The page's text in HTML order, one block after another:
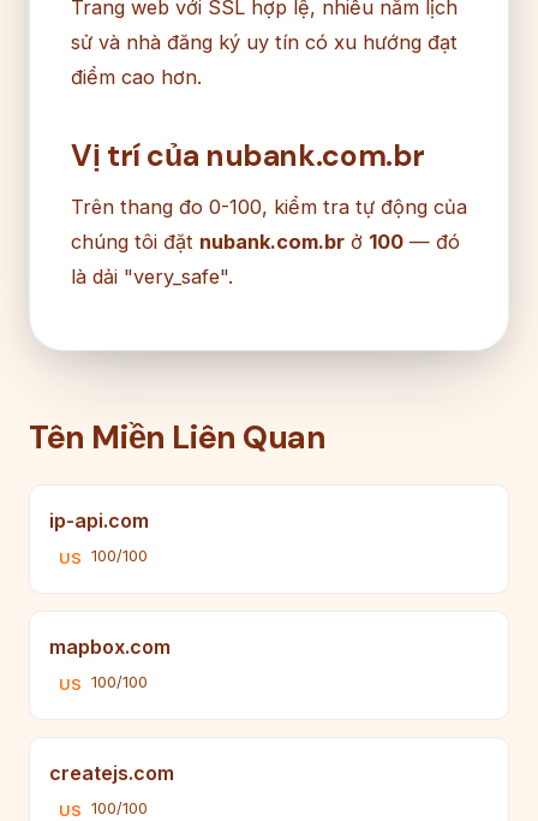
Trang web với SSL hợp lệ, nhiều năm lịch
sử và nhà đăng ký uy tín có xu hướng đạt
điểm cao hơn.
Vị trí của nubank.com.br
Trên thang đo 0-100, kiểm tra tự động của
chúng tôi đặt nubank.com.br ở 100 — đó
là dải "very_safe".
Tên Miền Liên Quan
ip-api.com
US 100/100
mapbox.com
US 100/100
createjs.com
US 100/100